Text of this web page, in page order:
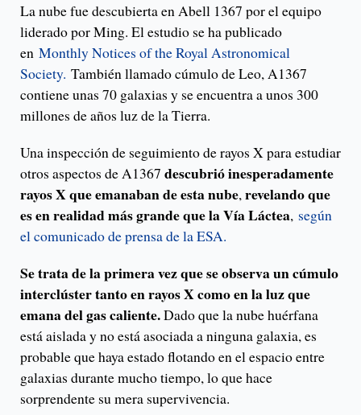
La nube fue descubierta en Abell 1367 por el equipo
liderado por Ming. El estudio se ha publicado
en Monthly Notices of the Royal Astronomical
Society. También llamado cúmulo de Leo, A1367
contiene unas 70 galaxias y se encuentra a unos 300
millones de años luz de la Tierra.
Una inspección de seguimiento de rayos X para estudiar
otros aspectos de A1367 descubrió inesperadamente
rayos X que emanaban de esta nube,revelando que
es en realidad más grande que la Vía Láctea, según
el comunicado de prensa de la ESA.
Se trata de la primera vez que se observa un cúmulo
interclúster tanto en rayos X como en la luz que
emana del gas caliente.Dado que la nube huérfana
está aislada y no está asociada a ninguna galaxia, es
probable que haya estado flotando en el espacio entre
galaxias durante mucho tiempo, lo que hace
sorprendente su mera supervivencia.